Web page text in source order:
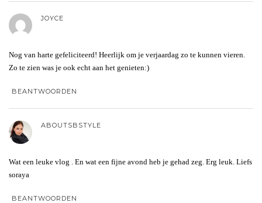
JOYCE
Nog van harte gefeliciteerd! Heerlijk om je verjaardag zo te kunnen vieren.
Zo te zien was je ook echt aan het genieten:)
BEANTWOORDEN
ABOUTSBSTYLE
Wat een leuke vlog . En wat een fijne avond heb je gehad zeg. Erg leuk. Liefs
soraya
BEANTWOORDEN